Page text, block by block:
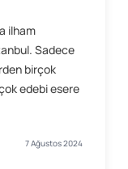
ilham
Sadece
birçok
edebi esere
7 Ağustos 2024